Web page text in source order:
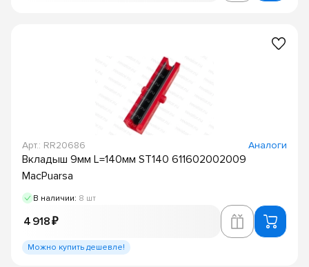
Арт.: RR20686 Аналоги
Вкладыш 9мм L=140мм ST140 611602002009
MacPuarsa
В наличии: 8 шт
4 918 ₽
Можно купить дешевле!